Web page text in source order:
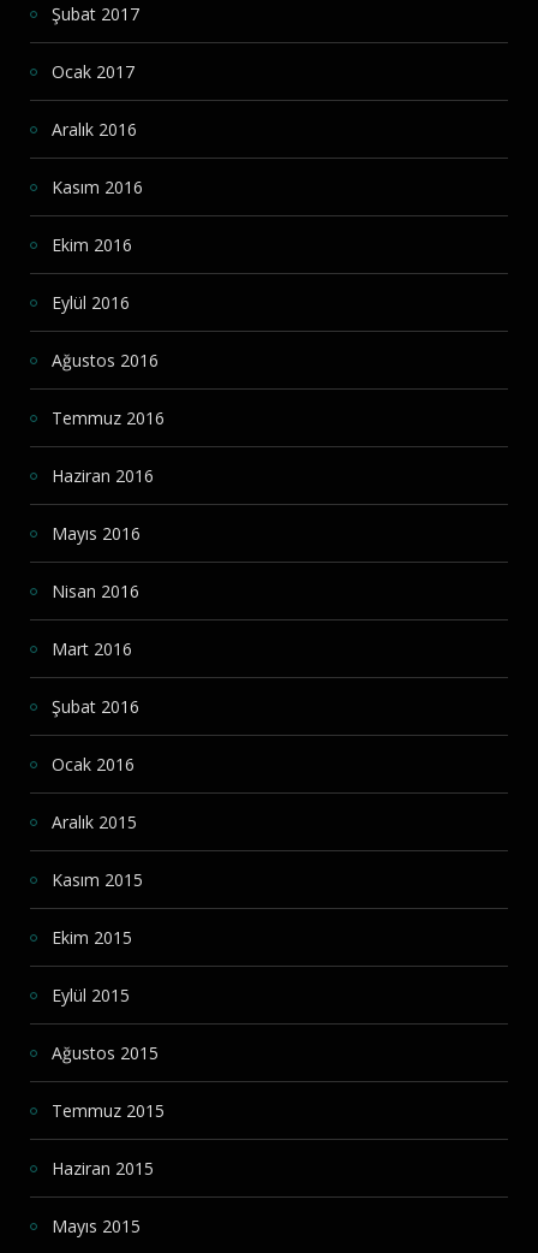
Şubat 2017
Ocak 2017
Aralık 2016
Kasım 2016
Ekim 2016
Eylül 2016
Ağustos 2016
Temmuz 2016
Haziran 2016
Mayıs 2016
Nisan 2016
Mart 2016
Şubat 2016
Ocak 2016
Aralık 2015
Kasım 2015
Ekim 2015
Eylül 2015
Ağustos 2015
Temmuz 2015
Haziran 2015
Mayıs 2015